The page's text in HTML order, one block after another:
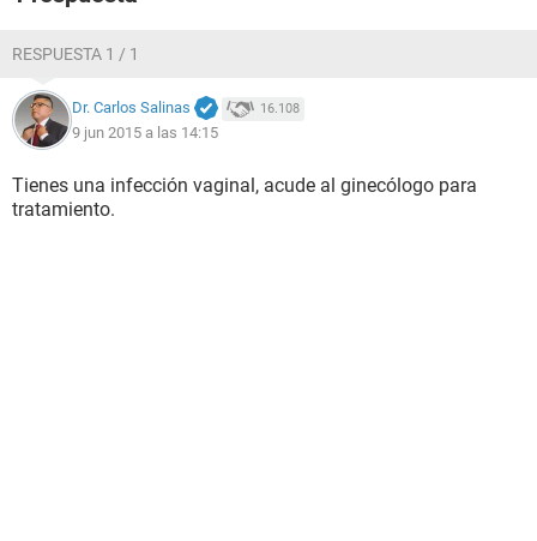
RESPUESTA 1 / 1
Dr. Carlos Salinas 16.108
9 jun 2015 a las 14:15
Tienes una infección vaginal, acude al ginecólogo para
tratamiento.